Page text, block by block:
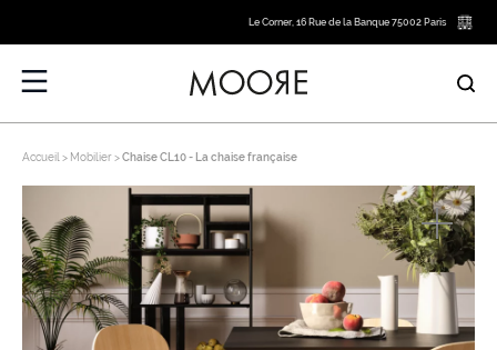
Le Corner, 16 Rue de la Banque 75002 Paris
Accueil Mobilier Chaise CL10 - La chaise française